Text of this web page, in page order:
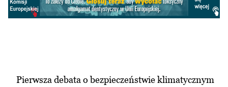
Pierwsza debata o bezpieczeństwie klimatycznym